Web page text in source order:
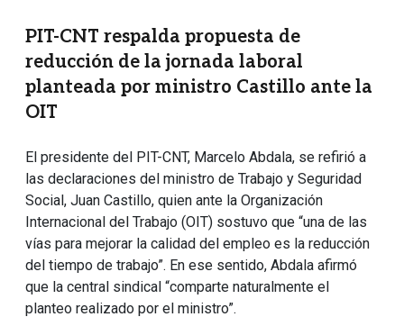
PIT-CNT respalda propuesta de
reducción de la jornada laboral
planteada por ministro Castillo ante la
OIT
El presidente del PIT-CNT, Marcelo Abdala, se refirió a
las declaraciones del ministro de Trabajo y Seguridad
Social, Juan Castillo, quien ante la Organización
Internacional del Trabajo (OIT) sostuvo que “una de las
vías para mejorar la calidad del empleo es la reducción
del tiempo de trabajo”. En ese sentido, Abdala afirmó
que la central sindical “comparte naturalmente el
planteo realizado por el ministro”.